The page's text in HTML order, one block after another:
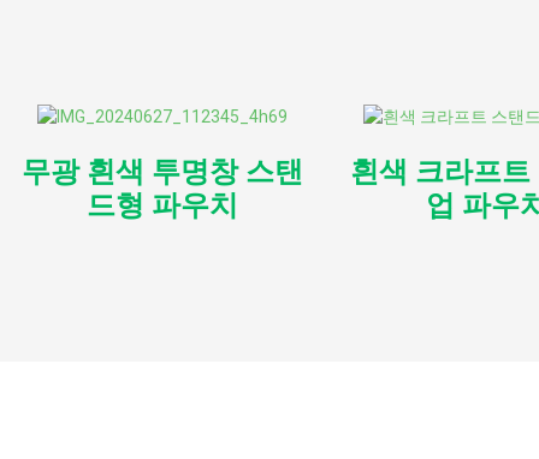
무광 흰색 투명창 스탠
드형 파우치
흰색 크라프
업 파우